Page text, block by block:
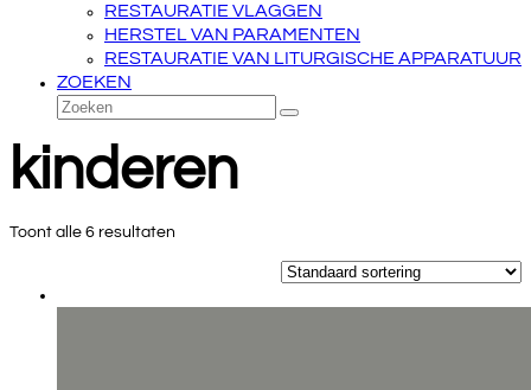
RESTAURATIE VLAGGEN
HERSTEL VAN PARAMENTEN
RESTAURATIE VAN LITURGISCHE APPARATUUR
ZOEKEN
Zoeken
Verzenden
kinderen
Toont alle 6 resultaten